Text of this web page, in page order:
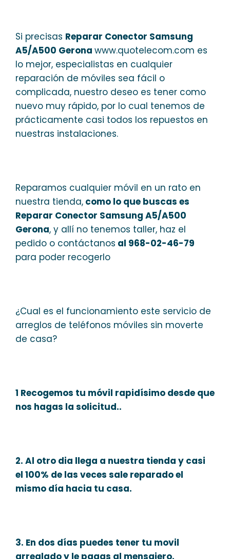
Si precisas Reparar Conector Samsung
A5/A500 Gerona www.quotelecom.com es
lo mejor, especialistas en cualquier
reparación de móviles sea fácil o
complicada, nuestro deseo es tener como
nuevo muy rápido, por lo cual tenemos de
prácticamente casi todos los repuestos en
nuestras instalaciones.
Reparamos cualquier móvil en un rato en
nuestra tienda, como lo que buscas es
Reparar Conector Samsung A5/A500
Gerona, y allí no tenemos taller, haz el
pedido o contáctanos al 968-02-46-79
para poder recogerlo
¿Cual es el funcionamiento este servicio de
arreglos de teléfonos móviles sin moverte
de casa?
1 Recogemos tu móvil rapidísimo desde que
nos hagas la solicitud..
2. Al otro dia llega a nuestra tienda y casi
el 100% de las veces sale reparado el
mismo día hacia tu casa.
3. En dos días puedes tener tu movil
arreglado y le pagas al mensajero.